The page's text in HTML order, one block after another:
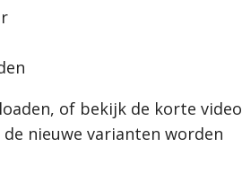
, of bekijk de korte video
nieuwe varianten worden